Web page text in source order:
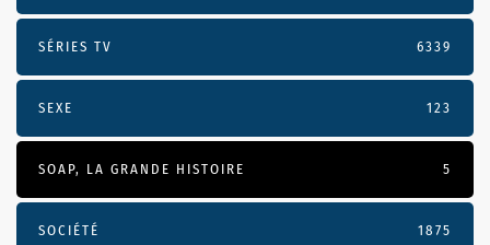
SÉRIES TV 6339
SEXE 123
SOAP, LA GRANDE HISTOIRE 5
SOCIÉTÉ 1875